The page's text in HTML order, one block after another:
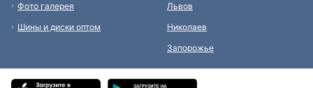
Фото галерея
Шины и диски оптом
Львов
Николаев
Запорожье